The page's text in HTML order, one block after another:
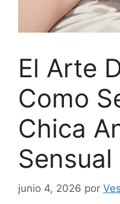
El Arte
Como
Chica
junio 4, 2026 por